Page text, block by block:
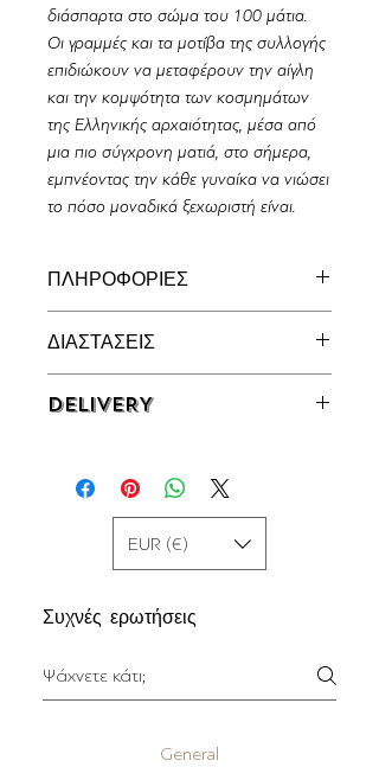
διάσπαρτα στο σώμα του 100 μάτια.
Οι γραμμές και τα μοτίβα της συλλογής
επιδιώκουν να μεταφέρουν την αίγλη
και την κομψότητα των κοσμημάτων
της Ελληνικής αρχαιότητας, μέσα από
μια πιο σύγχρονη ματιά, στο σήμερα,
εμπνέοντας την κάθε γυναίκα να νιώσει
το πόσο μοναδικά ξεχωριστή είναι.
ΠΛΗΡΟΦΟΡΙΕΣ
Ζιργκόν
ΔΙΑΣΤΑΣΕΙΣ
DELIVERY
μέρες
EUR (€)
Συχνές ερωτήσεις
General